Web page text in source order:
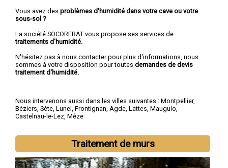
Vous avez des problèmes d'humidité dans votre cave ou votre
sous-sol ?
La société SOCOREBAT vous propose ses services de
traitements d'humidité.
N'hésitez pas à nous contacter pour plus d'informations, nous
sommes à votre disposition pour toutes demandes de devis
traitement d'humidité.
Nous intervenons aussi dans les villes suivantes : Montpellier,
Béziers Sète Lunel Frontignan Agde Lattes Mauguio
Castelnau-le-Lez Mèze
Traitement de murs